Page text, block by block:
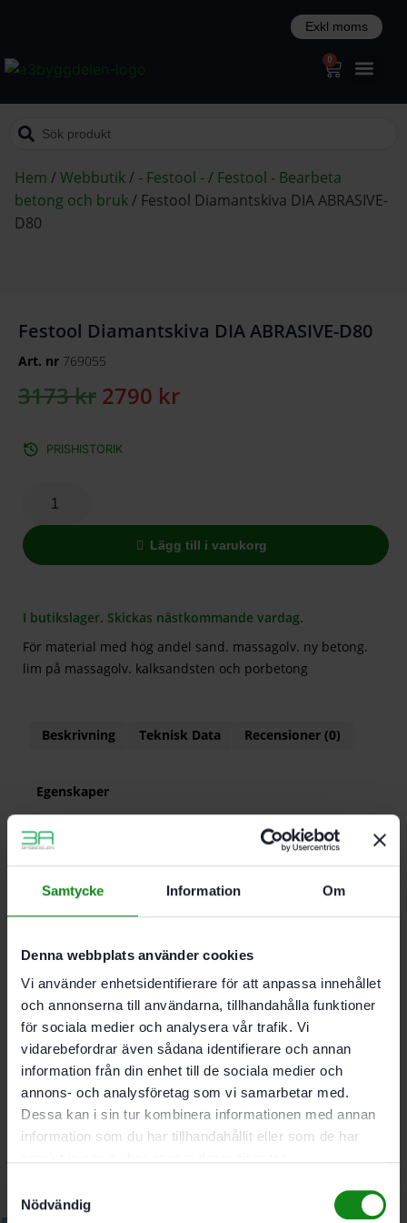
Samtycke Information Om
Denna webbplats använder cookies
Vi använder enhetsidentifierare för att anpassa innehållet
och annonserna till användarna, tillhandahålla funktioner
för sociala medier och analysera vår trafik. Vi
vidarebefordrar även sådana identifierare och annan
information från din enhet till de sociala medier och
annons- och analysföretag som vi samarbetar med.
Dessa kan i sin tur kombinera informationen med annan
information som du har tillhandahållit eller som de har
Nödvändig
0
Hem /Webbutik/ - Festool -/ Festool - Bearbeta
betong och bruk/ Festool Diamantskiva DIA ABRASIVE-
D80
Festool Diamantskiva DIA ABRASIVE-D80
Art. nr 769055
3173kr 2790 kr
PRISHISTORIK
Lägg till i varukorg
I butikslager. Skickas nästkommande vardag.
För material med hög andel sand. massagolv. ny betong.
lim på massagolv. kalksandsten och porbetong
Beskrivning Teknisk Data Recensioner (0)
Egenskaper
För material med hög andel sand, massagolv, ny
betong, lim på massagolv samt kalksandsten och
porbetong
Utbytesskiva för verktygshuvud DIA ABRASIV-RG
80
Segmenthöjd 6 mm; Aktiv yta 1385 mm²; Diameter 80
Det finns inga recensioner än.
Bli först med att recensera ”Festool Diamantskiva DIA
ABRASIVE-D80”
Du måste varainloggadför att skriva en recension.